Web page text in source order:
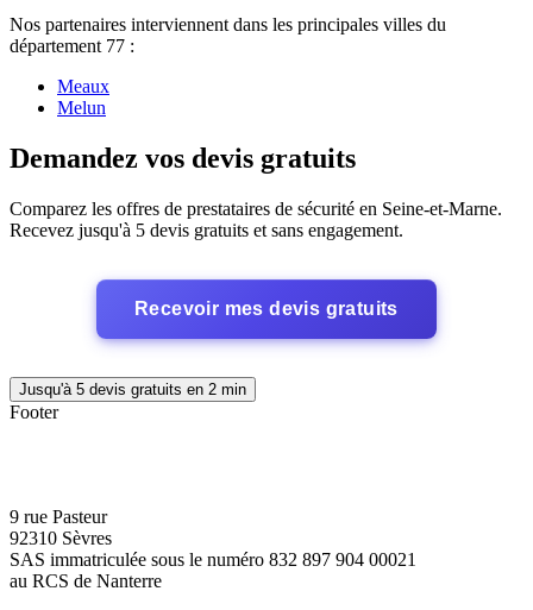
Nos partenaires interviennent dans les principales villes du
département 77 :
Meaux
Melun
Demandez vos devis gratuits
Comparez les offres de prestataires de sécurité en Seine-et-Marne.
Recevez jusqu'à 5 devis gratuits et sans engagement.
Recevoir mes devis gratuits
Jusqu'à 5 devis gratuits en 2 min
Footer
9 rue Pasteur
92310 Sèvres
SAS immatriculée sous le numéro 832 897 904 00021
au RCS de Nanterre